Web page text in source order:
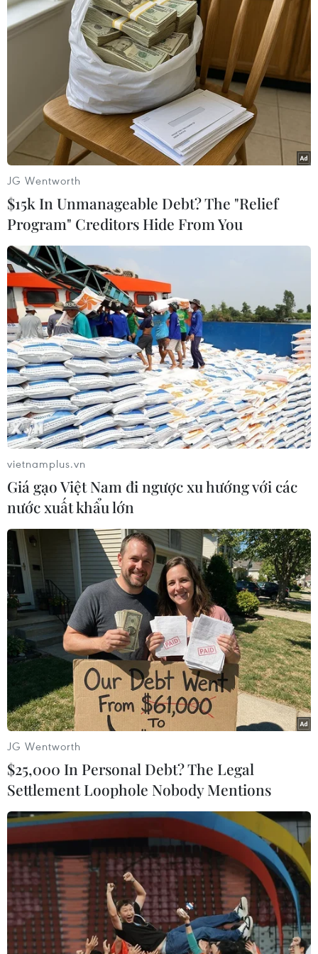
#Béo phì #Internet tốc độ cao
#Thừa cân
#Hoạt động thể chất
Australia
Theo dõi VietnamPlus
TIN LIÊN QUAN
“Tỷ lệ thừa cân, béo phì vẫn tăng cao bất
chấp những khuyến cáo”
21/09/2024 08:31
Chương trình Ngày Dinh dưỡng cộng đồng Việt Nam
với chủ đề "Tuổi trẻ Thủ đô - Khỏe để bảo vệ Tổ quốc"
hướng tới Kỷ niệm 70 năm giải phóng Thủ đô, giúp
cộng đồng gắn kết cùng nhau chia sẻ để khỏe mạnh.
Mỹ "đau đầu" với gánh nặng thừa cân, béo
JG Wentworth
$15k In Unmanageable Debt? The "Relief
Program" Creditors Hide From You
vietnamplus.vn
Giá gạo Việt Nam đi ngược xu hướng với các
nước xuất khẩu lớn
JG Wentworth
$25,000 In Personal Debt? The Legal
Settlement Loophole Nobody Mentions